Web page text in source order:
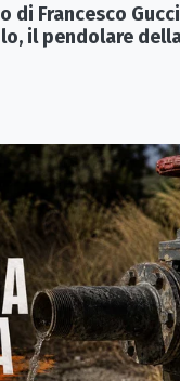
di Francesco
il pendolare